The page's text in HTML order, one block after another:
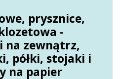
prysznice,
-
na zewnątrz,
półki, stojaki i
na papier